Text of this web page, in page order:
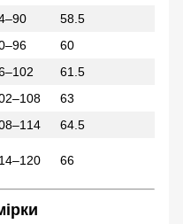
58.5
60
61.5
63
64.5
66